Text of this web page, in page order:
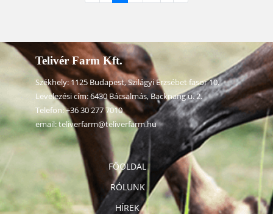
FŐOLDAL
RÓLUNK
HÍREK
Telivér Farm Kft.
Székhely: 1125 Budapest, Szilágyi Erzsébet fasor 10.
Levelezési cím: 6430 Bácsalmás, Backnang u. 2.
Telefon:+36 30 277 7010
email:teliverfarm@teliverfarm.hu